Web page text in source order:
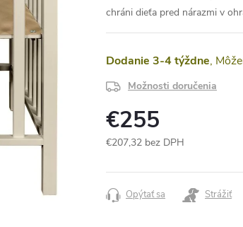
chráni dieťa pred nárazmi v
Dodanie 3-4 týždne
Možnosti doručenia
€255
€207,32 bez DPH
cena:
Opýtať sa Strážiť